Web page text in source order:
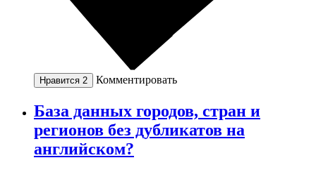
Нравится 2 Комментировать
База данных городов, стран и
регионов без дубликатов на
английском?